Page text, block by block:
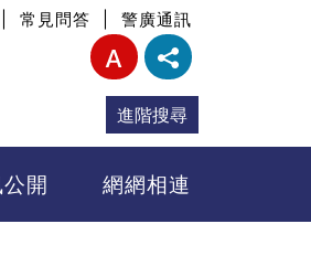
常見問答 警廣通訊
進階搜尋
開 網網相連